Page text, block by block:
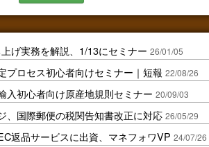
げ実務を解説、1/13にセミナー 26/01/05
プロセス初心者向けセミナー｜短報 22/08/26
入初心者向け原産地規則セミナー 20/09/03
、国際郵便の税関告知書改正に対応 26/05/29
返品サービスに出資、マネフォワVP 24/07/26